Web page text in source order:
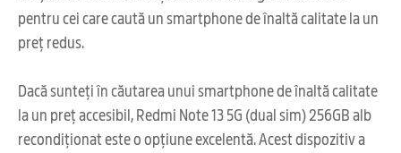
pentru cei care caută un smartphone de înaltă calitate la un
preț redus.
Dacă sunteți în căutarea unui smartphone de înaltă calitate
la un preț accesibil, Redmi Note 13 5G (dual sim) 256GB alb
recondiționat este o opțiune excelentă. Acest dispozitiv a